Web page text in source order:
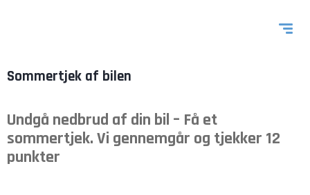
Sommertjek af bilen
Undgå nedbrud af din bil – Få et
sommertjek. Vi gennemgår og tjekker 12
punkter